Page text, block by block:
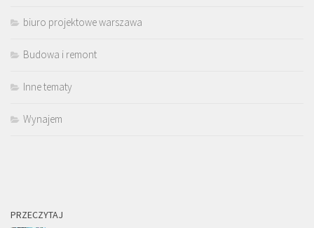
biuro projektowe warszawa
Budowa i remont
Inne tematy
Wynajem
PRZECZYTAJ